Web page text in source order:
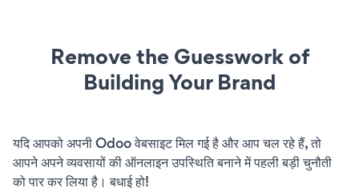
Remove the Guesswork of
Building Your Brand
यदि आपको अपनी Odoo वेबसाइट मिल गई है और आप चल रहे हैं, तो
आपने अपने व्यवसायों की ऑनलाइन उपस्थिति बनाने में पहली बड़ी चुनौती
को पार कर लिया है। बधाई हो!